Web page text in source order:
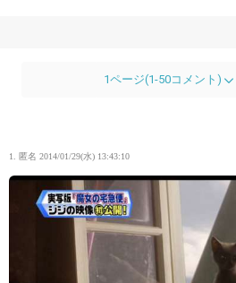
1ページ(1-50コメント)
1. 匿名 2014/01/29(水) 13:43:10